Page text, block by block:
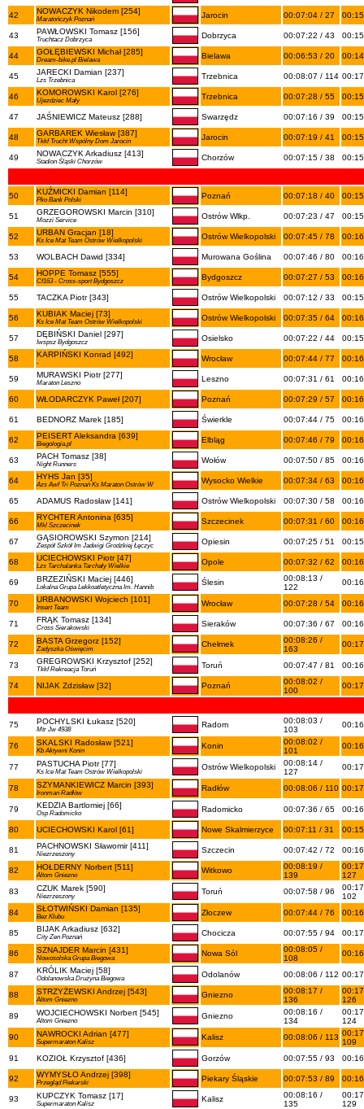
42 NOWACZYK Nikodem [254]
Maratończyk Poznań Jarocin 00:07:04 / 27
43 PAWŁOWSKI Tomasz [156]
Truchtacz Dobrzyca Dobrzyca 00:07:22 / 43
44 GOŁĘBIEWSKI Michał [285]
Dream-bike.pl Bielawa Bielawa 00:06:53 / 20
45 JARECKI Damian [237]
Lzs Trzebnica Trzebnica 00:08:07 / 114
46 KOMOROWSKI Karol [276]
Ujezdziec Mały Trzebnica 00:07:28 / 55
47 JAŚNIEWICZ Mateusz [288] Swarzędz 00:07:16 / 39
48 GARBAREK Wiesław [387]
Tkkf Trucht Wspólny Dom Jarocin Jarocin 00:07:19 / 41
49 NOWACZYK Arkadiusz [413]
Stadion Śląski Chorzów Chorzów 00:07:15 / 38
50 KUŹMICKI Damian [114]
Pko Bank Polski Poznań 00:07:18 / 40
51 GRZEGOROWSKI Marcin [310]
Mozzi Service Ostrów Wlkp. 00:07:23 / 47
52 URBAN Gracjan [18]
Ks Ice Mat Team Ostrów Wielkopolski Ostrów Wielkopolski 00:07:45 / 78
53 WOLBACH Dawid [334] Murowana Goślina 00:07:46 / 80
54 HOPPE Tomasz [555]
Cf163 - Cross-sport Bydgoszcz Bydgoszcz 00:07:27 / 53
55 TACZKA Piotr [343] Ostrów Wielkopolski 00:07:12 / 33
56 KUBIAK Maciej [73]
Ks Ice Mat Team Ostrów Wielkopolski Ostrów Wielkopolski 00:07:35 / 64
57 DĘBIŃSKI Daniel [297]
Iwspsz Bydgoszcz Osielsko 00:07:22 / 44
58 KARPIŃSKI Konrad [492]
- Wrocław 00:07:44 / 77
59 MURAWSKI Piotr [277]
Maraton Leszno Leszno 00:07:31 / 61
60 WŁODARCZYK Paweł [207] Poznań 00:07:29 / 57
61 BEDNORZ Marek [185] Świerkle 00:07:44 / 75
62 PEISERT Aleksandra [639]
Biegologia.pl Elbląg 00:07:46 / 79
63 PACH Tomasz [38]
Night Runners Wołów 00:07:50 / 85
64 HYHS Jan [35]
Azs Awf Tri Poznań Ks Maraton Ostrów W Wysocko Wielkie 00:07:34 / 63
65 ADAMUS Radosław [141] Ostrów Wielkopolski 00:07:30 / 58
66 RYCHTER Antonina [635]
Mkl Szczecinek Szczecinek 00:07:31 / 60
67 GĄSIOROWSKI Szymon [214]
Zespół Szkół Im Jadwigi Grodzkiej Łęczyc Opiesin 00:07:25 / 51
68 UCIECHOWSKI Piotr [47]
Lzs Tarchalanka Tarchały Wielkie Opole 00:07:32 / 62
69 BRZEZIŃSKI Maciej [446]
Lokalna Grupa Lekkoatletyczna Im. Hannib
Ślesin
00:08:13 /
122
70 URBANOWSKI Wojciech [101]
Insert Team Wrocław 00:07:28 / 54
71 FRĄK Tomasz [134]
Cross Sierakowski Sieraków 00:07:36 / 67
72 BASTA Grzegorz [152]
Zadyszka Oświęcim
Chełmek
00:08:26 /
163
73 GREGROWSKI Krzysztof [252]
Tkkf Rekreacja Toruń Toruń 00:07:47 / 81
74 NIJAK Zdzisław [32] Poznań
00:08:02 /
100
75 POCHYLSKI Łukasz [520]
Mtr Jw 4938
Radom
00:08:03 /
103
76 SKALSKI Radosław [521]
Kb Aktywni Konin
Konin
00:08:02 /
101
77 PASTUCHA Piotr [77]
Ks Ice Mat Team Ostrów Wielkopolski
Ostrów Wielkopolski
00:08:14 /
127
78 SZYMANKIEWICZ Marcin [393]
Ironman Radłów
Radłów 00:08:06 / 110
79 KEDZIA Bartlomiej [66]
Osp Radomicko Radomicko 00:07:36 / 65
80 UCIECHOWSKI Karol [61] Nowe Skalmierzyce 00:07:11 / 31
81 PACHNOWSKI Sławomir [411]
Niezrzeszony Szczecin 00:07:42 / 72
82 HOŁDERNY Norbert [511]
Altom Gniezno
Witkowo
00:08:19 /
139
127
83
CZUK Marek [590]
Niezrzeszony
Toruń 00:07:58 / 96
102
84
SŁOTWIŃSKI Damian [135]
Bez Klubu Złoczew 00:07:44 / 76
85 BIJAK Arkadiusz [632]
City Zen Poznań Chocicza 00:07:55 / 94
86 SZNAJDER Marcin [431]
Nowosolska Grupa Biegowa
Nowa Sól
00:08:05 /
108
87 KRÓLIK Maciej [58]
Odolanowska Drużyna Biegowa Odolanów 00:08:06 / 112
88 STRZYŻEWSKI Andrzej [543]
Altom Gniezno
Gniezno
00:08:17 /
136
126
89
WOJCIECHOWSKI Norbert [545]
Altom Gniezno
Gniezno
00:08:16 /
134
124
90
NAWROCKI Adrian [477]
Supermaraton Kalisz
Kalisz 00:08:06 / 113
109
91
KOZIOŁ Krzysztof [436] Gorzów 00:07:55 / 93
92 WYMYSŁO Andrzej [398]
Przegląd Piekarski Piekary Śląskie 00:07:53 / 89
93 KUPCZYK Tomasz [17]
Supermaraton Kalisz
Kalisz
00:08:16 /
135
129